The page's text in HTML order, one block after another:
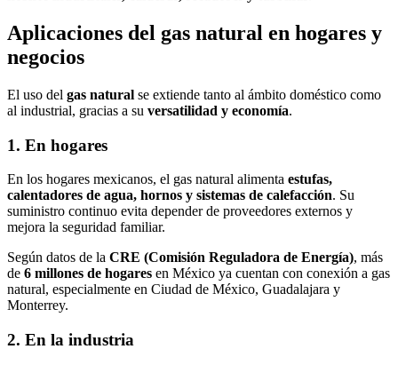
Aplicaciones del gas natural en hogares y
negocios
El uso del gas natural se extiende tanto al ámbito doméstico como
al industrial, gracias a su versatilidad y economía.
1. En hogares
En los hogares mexicanos, el gas natural alimenta estufas,
calentadores de agua, hornos y sistemas de calefacción. Su
suministro continuo evita depender de proveedores externos y
mejora la seguridad familiar.
Según datos de la CRE (Comisión Reguladora de Energía), más
de 6 millones de hogares en México ya cuentan con conexión a gas
natural, especialmente en Ciudad de México, Guadalajara y
Monterrey.
2. En la industria